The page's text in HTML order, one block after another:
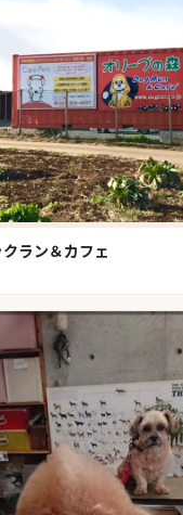
ラン＆カフェ